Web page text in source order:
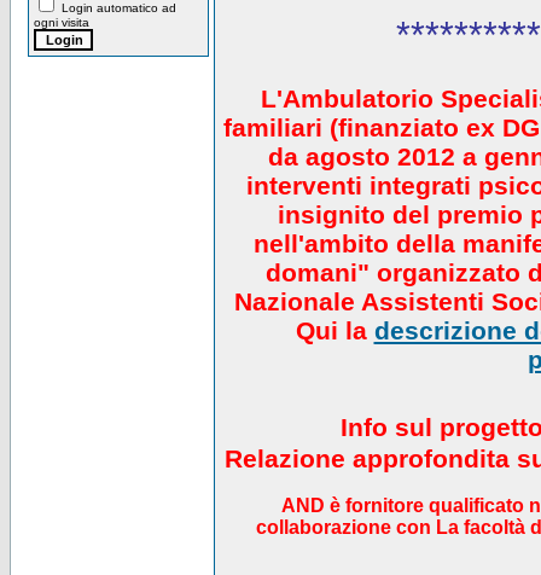
Login automatico ad
ogni visita
L'Ambulatorio
familiari (finanziato ex
da agosto 2012 a
interventi integrati
insignito del premio
nell'ambito della
domani" organizzato
Nazionale Assistenti
Qui la descrizione
Info sul
Relazione approfondita
AND è fornitore qualificato
collaborazione con La facoltà